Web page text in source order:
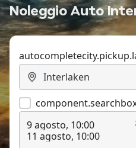
Noleggio Auto
9 agosto, 10:00
11 agosto, 10:00